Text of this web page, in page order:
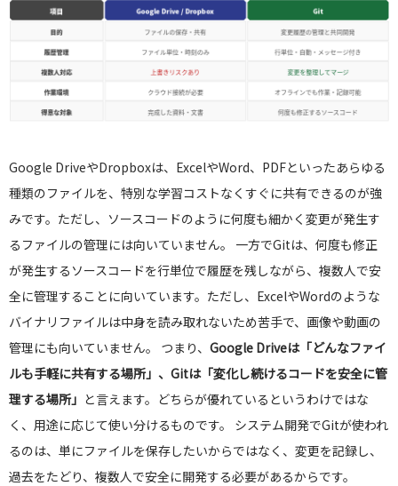
Google DriveやDropboxは、ExcelやWord、PDFといったあらゆる
種類のファイルを、特別な学習コストなくすぐに共有できるのが強
みです。ただし、ソースコードのように何度も細かく変更が発生す
るファイルの管理には向いていません。 一方でGitは、何度も修正
が発生するソースコードを行単位で履歴を残しながら、複数人で安
全に管理することに向いています。ただし、ExcelやWordのような
バイナリファイルは中身を読み取れないため苦手で、画像や動画の
管理にも向いていません。 つまり、 Google Driveは「どんなファイ
ルも手軽に共有する場所」、Gitは「変化し続けるコードを安全に管
理する場所」 と言えます。どちらが優れているというわけではな
く、用途に応じて使い分けるものです。 システム開発でGitが使われ
るのは、単にファイルを保存したいからではなく、変更を記録し、
過去をたどり、複数人で安全に開発する必要があるからです。